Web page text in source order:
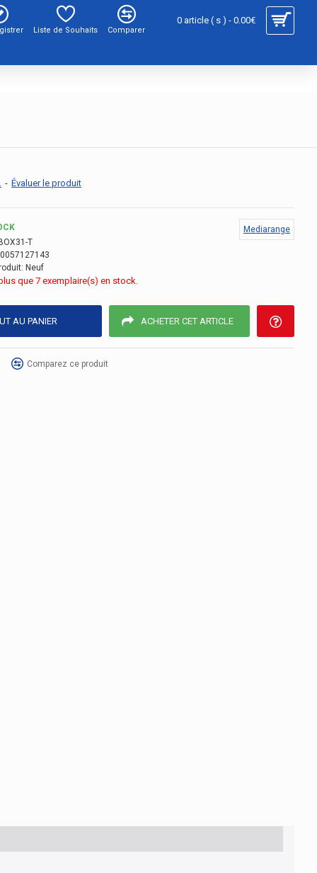
Liste de Souhaits Comparer
0 article ( s ) - 0.00€
- Évaluer le produit
T
Neuf
Mediarange
que 7 exemplaire(s) en stock.
AU PANIER ACHETER CET ARTICLE
Comparez ce produit